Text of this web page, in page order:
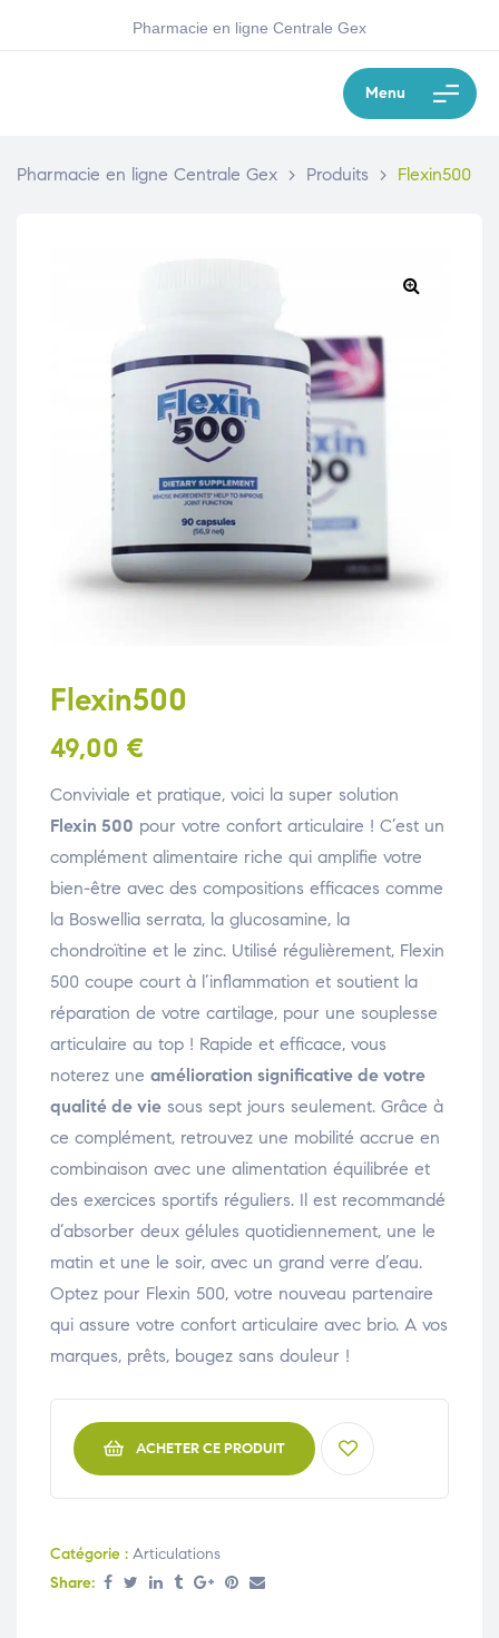
Pharmacie en ligne Centrale Gex
Menu
Pharmacie en ligne Centrale Gex > Produits > Flexin500
Flexin500
49,00 €
Conviviale et pratique, voici la super solution
Flexin 500 pour votre confort articulaire ! C’est un
complément alimentaire riche qui amplifie votre
bien-être avec des compositions efficaces comme
la Boswellia serrata, la glucosamine, la
chondroïtine et le zinc. Utilisé régulièrement, Flexin
500 coupe court à l’inflammation et soutient la
réparation de votre cartilage, pour une souplesse
articulaire au top ! Rapide et efficace, vous
noterez une amélioration significative de votre
qualité de vie sous sept jours seulement. Grâce à
ce complément, retrouvez une mobilité accrue en
combinaison avec une alimentation équilibrée et
des exercices sportifs réguliers. Il est recommandé
d’absorber deux gélules quotidiennement, une le
matin et une le soir, avec un grand verre d’eau.
Optez pour Flexin 500, votre nouveau partenaire
qui assure votre confort articulaire avec brio. A vos
marques, prêts, bougez sans douleur !
ACHETER CE PRODUIT
Catégorie : Articulations
Share: